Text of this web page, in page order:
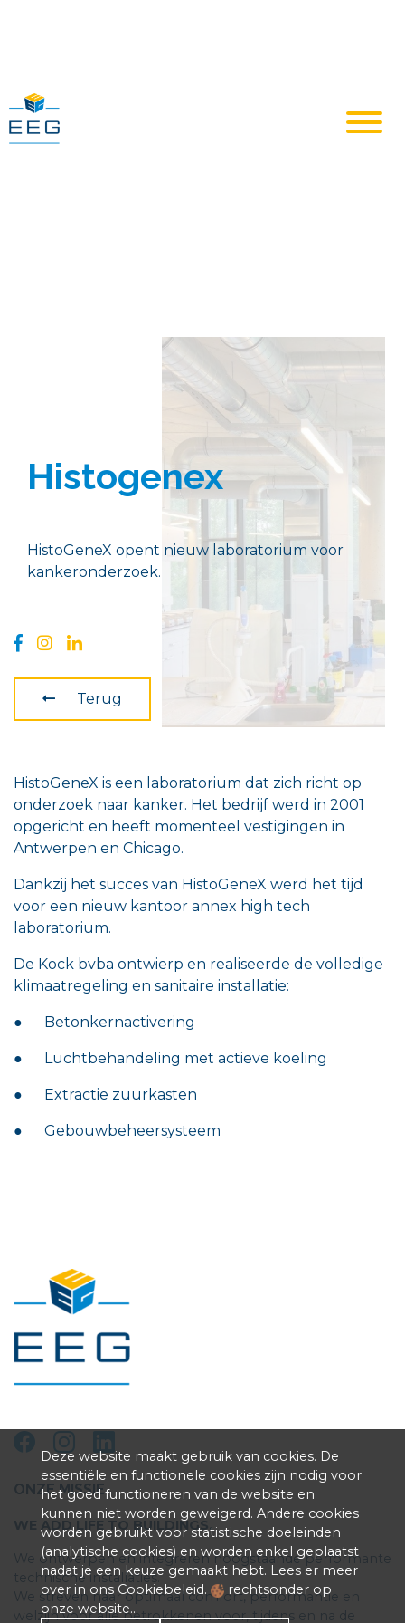
Deze website maakt gebruik van cookies. De
essentiële en functionele cookies zijn nodig voor
het goed functioneren van de website en
kunnen niet worden geweigerd. Andere cookies
worden gebruikt voor statistische doeleinden
(analytische cookies) en worden enkel geplaatst
nadat je een keuze gemaakt hebt. Lees er meer
over in ons Cookiebeleid.
rechtsonder op
onze website..
Histogenex
HistoGeneX opent nieuw laboratorium voor
kankeronderzoek.
Terug
HistoGeneX is een laboratorium dat zich richt op
onderzoek naar kanker. Het bedrijf werd in 2001
opgericht en heeft momenteel vestigingen in
Antwerpen en Chicago.
Dankzij het succes van HistoGeneX werd het tijd
voor een nieuw kantoor annex high tech
laboratorium.
De Kock bvba ontwierp en realiseerde de volledige
klimaatregeling en sanitaire installatie:
● Betonkernactivering
● Luchtbehandeling met actieve koeling
● Extractie zuurkasten
● Gebouwbeheersysteem
ONZE MISSIE
WE ADD LIFE TO BUILDINGS.
We ontwerpen en integreren hoogstaande performante
technische installaties.
We streven naar optimaal comfort, performantie en
welzijn voor alle betrokkenen voor, tijdens en na de